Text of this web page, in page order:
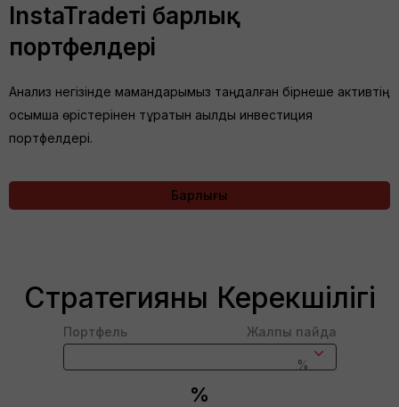
InstaTradeтің барлық
портфелдері
Анализ негізінде мамандарымыз таңдалған бірнеше активтің
қосымша өрістерінен тұратын ақылды инвестиция
портфелдері.
Барлығы
Стратегияның Керекшілігі
Портфель Жалпы пайда
%
%